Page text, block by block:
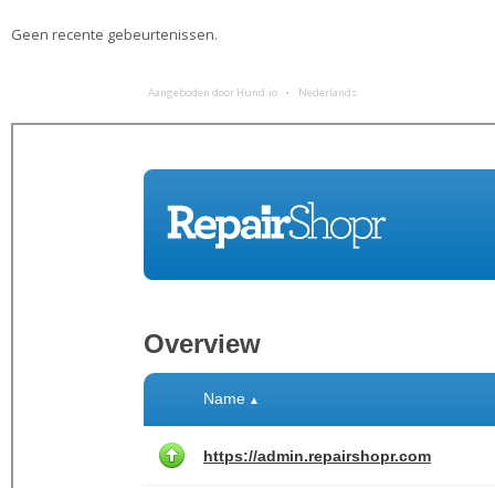
Geen recente gebeurtenissen.
Aangeboden door Hund.io Nederlands